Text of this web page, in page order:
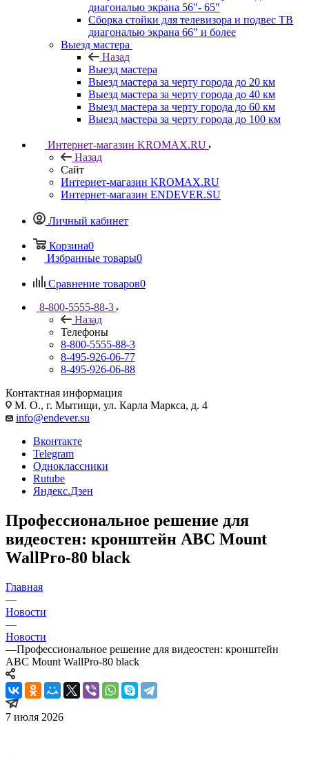
диагональю экрана 56"- 65"
Сборка стойки для телевизора и подвес ТВ
диагональю экрана 66" и более
Выезд мастера
Назад
Выезд мастера
Выезд мастера за черту города до 20 км
Выезд мастера за черту города до 40 км
Выезд мастера за черту города до 60 км
Выезд мастера за черту города до 100 км
Интернет-магазин KROMAX.RU
Назад
Сайт
Интернет-магазин KROMAX.RU
Интернет-магазин ENDEVER.SU
Личный кабинет
Корзина0
Избранные товары0
Сравнение товаров0
8-800-5555-88-3
Назад
Телефоны
8-800-5555-88-3
8-495-926-06-77
8-495-926-06-88
Контактная информация
М. О., г. Мытищи, ул. Карла Маркса, д. 4
info@endever.su
Вконтакте
Telegram
Одноклассники
Rutube
Яндекс.Дзен
Профессиональное решение для
видеостен: кронштейн ABC Mount
WallPro-80 black
Главная
—
Новости
—
Новости
—Профессиональное решение для видеостен: кронштейн
ABC Mount WallPro-80 black
7 июля 2026